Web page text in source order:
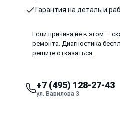
Гарантия на деталь и
Если причина не в этом —
ремонта. Диагностика
решите отказаться.
+7 (495) 128-27-43
ул. Вавилова 3